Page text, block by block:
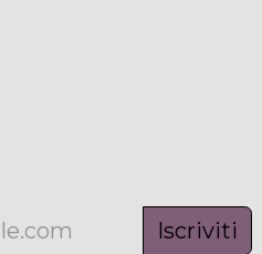
Iscriviti